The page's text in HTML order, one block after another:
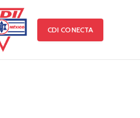
CDI CONECTA